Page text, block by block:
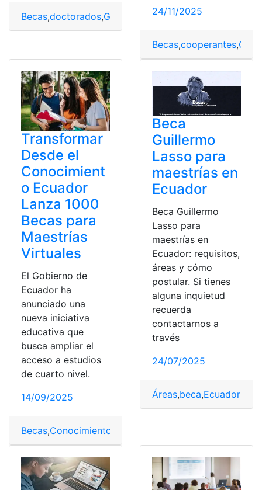
Becas,doctorados,Gobierno impulsa,Internacionales
24/11/2025
Becas,cooperantes,
Transformar
Desde el
Conocimient
o Ecuador
Lanza 1000
Becas para
Maestrías
Virtuales
El Gobierno de
Ecuador ha
anunciado una
nueva iniciativa
educativa que
busca ampliar el
acceso a estudios
de cuarto nivel.
14/09/2025
Becas,Conocimiento
Beca
Guillermo
Lasso para
maestrías en
Ecuador
Beca Guillermo
Lasso para
maestrías en
Ecuador: requisitos,
áreas y cómo
postular. Si tienes
alguna inquietud
recuerda
contactarnos a
través
24/07/2025
Áreas,beca,Ecuador